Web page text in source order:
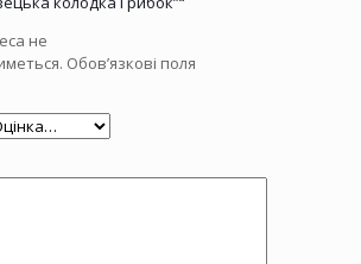
не
Обов’язкові поля